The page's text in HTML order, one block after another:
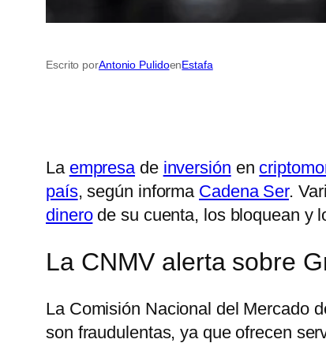
Escrito porAntonio PulidoenEstafa
La empresa de inversión en
país, según informa Cadena Ser.
dinerode su cuenta, los bloquean y
La CNMV alerta sobre
La Comisión Nacional del Mercado
son fraudulentas, ya que ofrecen